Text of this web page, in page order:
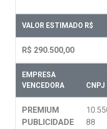
VALOR ESTIMADO R$
R$ 290.500,00
EMPRESA
VENCEDORA
CNPJ
PREMIUM
PUBLICIDADE
88